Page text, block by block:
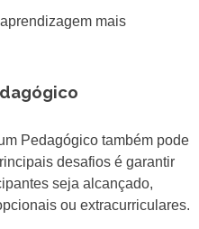
mais
Pedagógico também pode
desafios é garantir
seja alcançado,
ou extracurriculares.